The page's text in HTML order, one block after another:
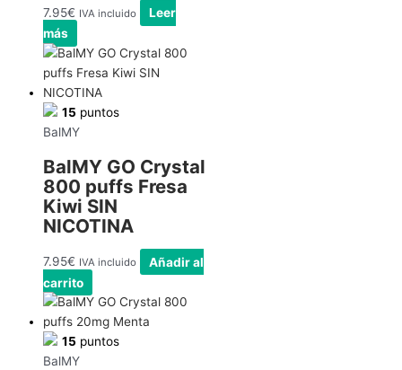
7.95€ IVA incluido
Leer
más
15 puntos
BalMY
BalMY GO Crystal
800 puffs Fresa
Kiwi SIN
NICOTINA
7.95€ IVA incluido
Añadir al
carrito
15 puntos
BalMY